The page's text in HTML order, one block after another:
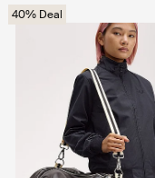
40% Deal